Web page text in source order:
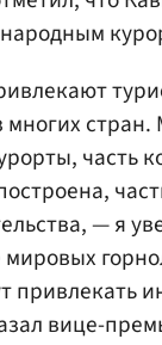
многих стран.
часть
— я
мировых
привлекать
вице-